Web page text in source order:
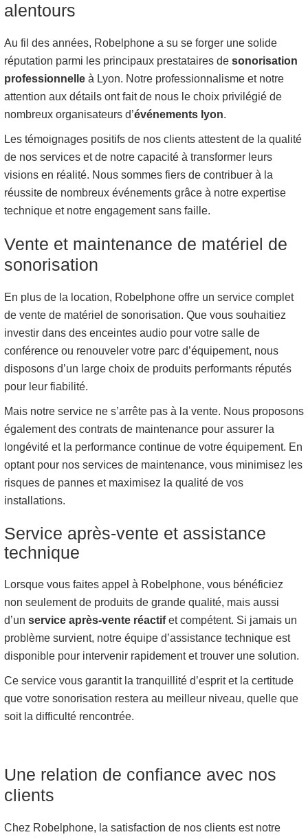
alentours
Au fil des années, Robelphone a su se forger une solide
réputation parmi les principaux prestataires de sonorisation
professionnelle à Lyon. Notre professionnalisme et notre
attention aux détails ont fait de nous le choix privilégié de
nombreux organisateurs d’événements lyon.
Les témoignages positifs de nos clients attestent de la qualité
de nos services et de notre capacité à transformer leurs
visions en réalité. Nous sommes fiers de contribuer à la
réussite de nombreux événements grâce à notre expertise
technique et notre engagement sans faille.
Vente et maintenance de matériel de
sonorisation
En plus de la location, Robelphone offre un service complet
de vente de matériel de sonorisation. Que vous souhaitiez
investir dans des enceintes audio pour votre salle de
conférence ou renouveler votre parc d’équipement, nous
disposons d’un large choix de produits performants réputés
pour leur fiabilité.
Mais notre service ne s’arrête pas à la vente. Nous proposons
également des contrats de maintenance pour assurer la
longévité et la performance continue de votre équipement. En
optant pour nos services de maintenance, vous minimisez les
risques de pannes et maximisez la qualité de vos
installations.
Service après-vente et assistance
technique
Lorsque vous faites appel à Robelphone, vous bénéficiez
non seulement de produits de grande qualité, mais aussi
d’un service après-vente réactifet compétent. Si jamais un
problème survient, notre équipe d’assistance technique est
disponible pour intervenir rapidement et trouver une solution.
Ce service vous garantit la tranquillité d’esprit et la certitude
que votre sonorisation restera au meilleur niveau, quelle que
soit la difficulté rencontrée.
Une relation de confiance avec nos
clients
Chez Robelphone, la satisfaction de nos clients est notre